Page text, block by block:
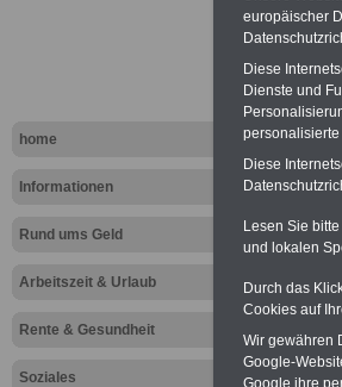
home
Informationen
Rund ums Geld
Arbeitszeit & Urlaub
Rente & Gesundheit
Soziales
Wir
100
europäischer
Diese
Dienste und
Diese
Lesen Sie
und lokalen
Durch das
Cookies auf
Wir gewähren
Google-